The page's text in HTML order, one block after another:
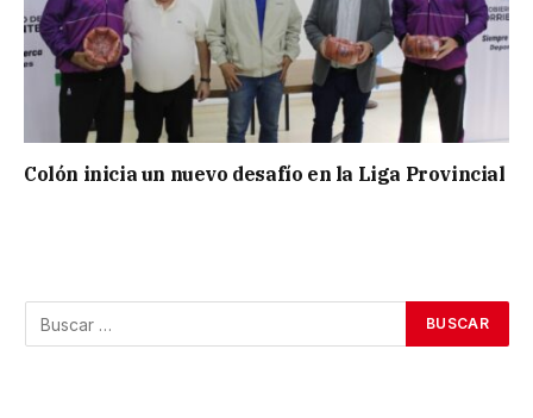
Colón inicia un nuevo desafío en la Liga Provincial